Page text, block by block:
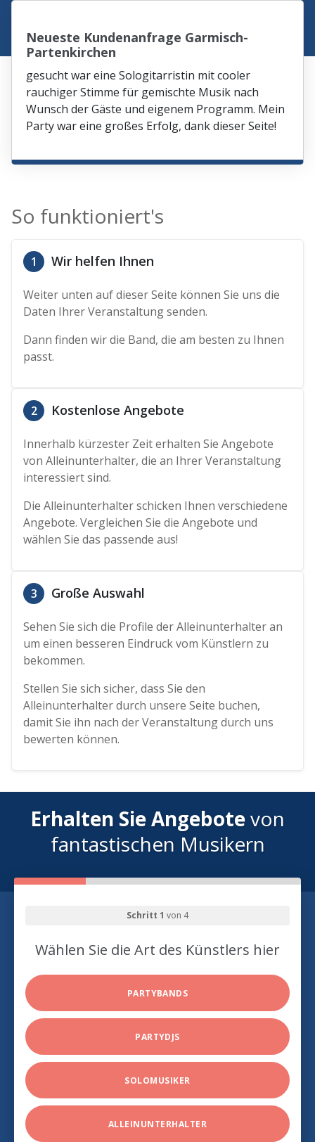
Neueste Kundenanfrage Garmisch-
Partenkirchen
gesucht war eine Sologitarristin mit cooler
rauchiger Stimme für gemischte Musik nach
Wunsch der Gäste und eigenem Programm. Mein
Party war eine großes Erfolg, dank dieser Seite!
So funktioniert's
1 Wir helfen Ihnen
Weiter unten auf dieser Seite können Sie uns die
Daten Ihrer Veranstaltung senden.
Dann finden wir die Band, die am besten zu Ihnen
passt.
2 Kostenlose Angebote
Innerhalb kürzester Zeit erhalten Sie Angebote
von Alleinunterhalter, die an Ihrer Veranstaltung
interessiert sind.
Die Alleinunterhalter schicken Ihnen verschiedene
Angebote. Vergleichen Sie die Angebote und
wählen Sie das passende aus!
3 Große Auswahl
Sehen Sie sich die Profile der Alleinunterhalter an
um einen besseren Eindruck vom Künstlern zu
bekommen.
Stellen Sie sich sicher, dass Sie den
Alleinunterhalter durch unsere Seite buchen,
damit Sie ihn nach der Veranstaltung durch uns
bewerten können.
Erhalten Sie Angebotevon
fantastischen Musikern
Schritt 1 von 4
Wählen Sie die Art des Künstlers hier
PARTYBANDS
PARTYDJS
SOLOMUSIKER
ALLEINUNTERHALTER